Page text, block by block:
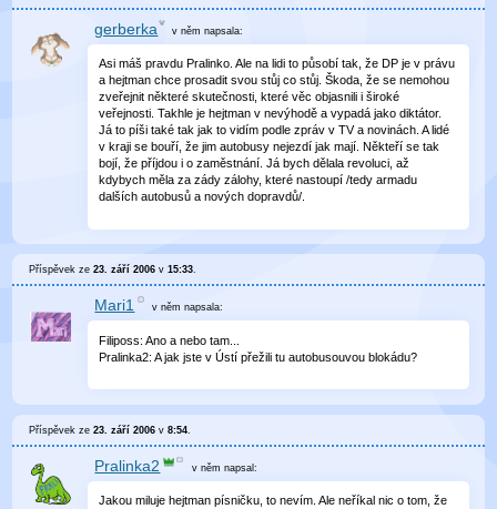
gerberka v něm napsala:
Asi máš pravdu Pralinko. Ale na lidi to působí tak, že DP je v právu
a hejtman chce prosadit svou stůj co stůj. Škoda, že se nemohou
zveřejnit některé skutečnosti, které věc objasnili i široké
veřejnosti. Takhle je hejtman v nevýhodě a vypadá jako diktátor.
Já to píši také tak jak to vidím podle zpráv v TV a novinách. A lidé
v kraji se bouří, že jim autobusy nejezdí jak mají. Někteří se tak
bojí, že příjdou i o zaměstnání. Já bych dělala revoluci, až
kdybych měla za zády zálohy, které nastoupí /tedy armadu
dalších autobusů a nových dopravdů/.
Příspěvek ze23. září 2006 v15:33.
Mari1 v němnapsala:
Filiposs: Ano a nebo tam...
Pralinka2: A jak jste v Ústí přežili tu autobusouvou blokádu?
Příspěvek ze23. září 2006 v8:54
Pralinka2 v něm napsal:
Jakou miluje hejtman písničku, to nevím. Ale neříkal nic o tom, že